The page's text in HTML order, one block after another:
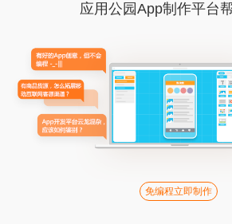
应用公园App制作平台
免编程立即制作